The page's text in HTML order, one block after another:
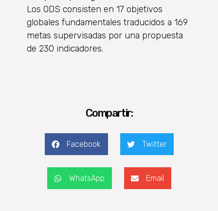
Los ODS consisten en 17 objetivos
globales fundamentales traducidos a 169
metas supervisadas por una propuesta
de 230 indicadores.
Compartir:
Facebook Twitter
WhatsApp Email